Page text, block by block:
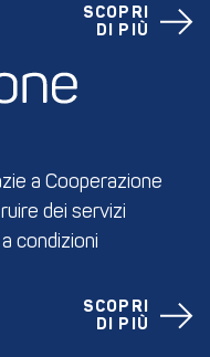
SCOPRI
DI PIÙ
a Cooperazione
dei servizi
condizioni
SCOPRI
DI PIÙ